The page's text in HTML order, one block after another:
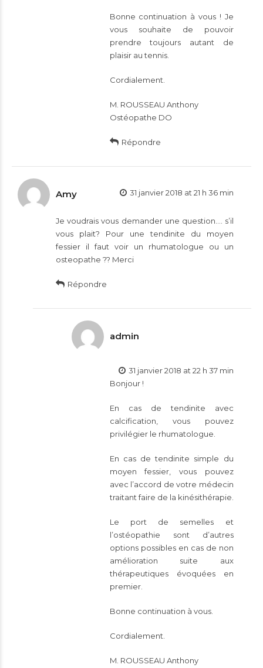
Bonne continuation à vous ! Je
vous souhaite de pouvoir
prendre toujours autant de
plaisir au tennis.
Cordialement.
M. ROUSSEAU Anthony
Ostéopathe DO
Répondre
Amy 31 janvier 2018 at 21 h 36 min
Je voudrais vous demander une question…. s’il
vous plait? Pour une tendinite du moyen
fessier il faut voir un rhumatologue ou un
osteopathe ?? Merci
Répondre
admin
31 janvier 2018 at 22 h 37 min
Bonjour !
En cas de tendinite avec
calcification, vous pouvez
privilégier le rhumatologue.
En cas de tendinite simple du
moyen fessier, vous pouvez
avec l’accord de votre médecin
traitant faire de la kinésithérapie.
Le port de semelles et
l’ostéopathie sont d’autres
options possibles en cas de non
amélioration suite aux
thérapeutiques évoquées en
premier.
Bonne continuation à vous.
Cordialement.
M. ROUSSEAU Anthony